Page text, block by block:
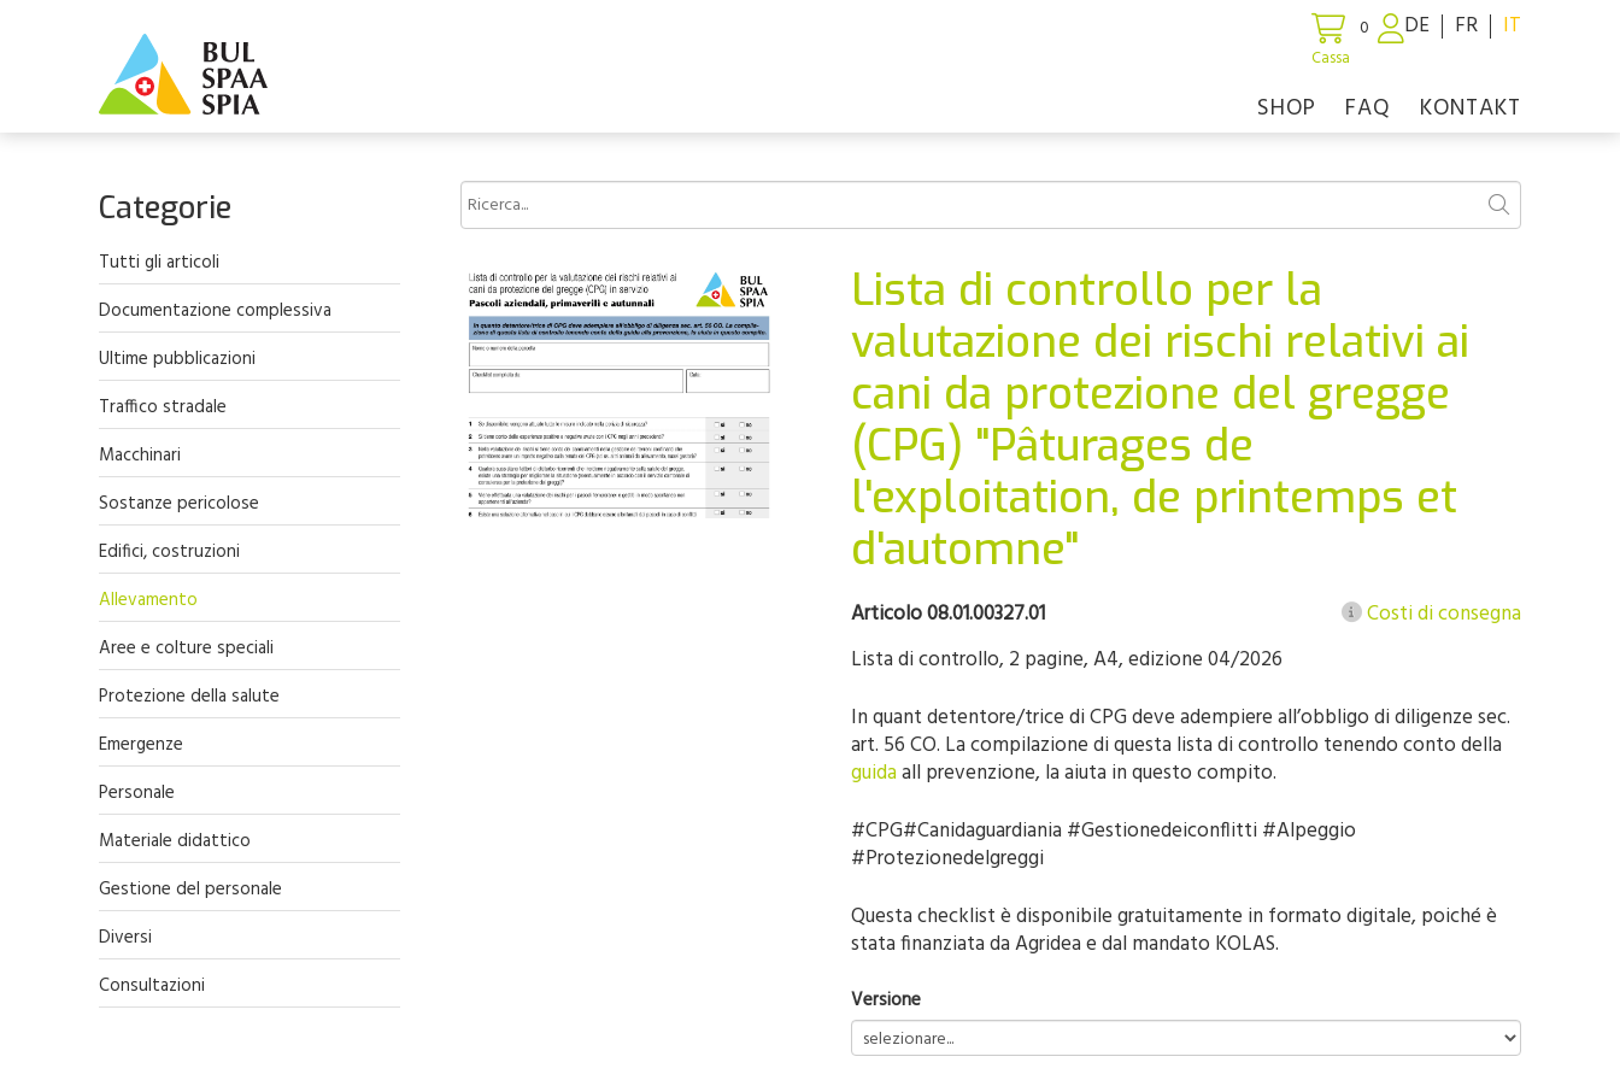
0
Cassa
DE FR IT
SHOP FAQ KONTAKT
Categorie
Tutti gli articoli
Documentazione complessiva
Ultime pubblicazioni
Traffico stradale
Macchinari
Sostanze pericolose
Edifici, costruzioni
Allevamento
Aree e colture speciali
Protezione della salute
Emergenze
Personale
Materiale didattico
Gestione del personale
Diversi
Consultazioni
Lista di controllo per la
valutazione dei rischi relativi ai
cani da protezione del gregge
(CPG) "Pâturages de
l'exploitation, de printemps et
d'automne"
Articolo 08.01.00327.01
Costi di consegna
Lista di controllo, 2 pagine, A4, edizione 04/2026
In quant detentore/trice di CPG deve adempiere all’obbligo di diligenze sec.
art. 56 CO. La compilazione di questa lista di controllo tenendo conto della
guidaall prevenzione, la aiuta in questo compito.
#CPG#Canidaguardiania #Gestionedeiconflitti #Alpeggio
#Protezionedelgreggi
Questa checklist è disponibile gratuitamente in formato digitale, poiché è
stata finanziata da Agridea e dal mandato KOLAS.
Versione